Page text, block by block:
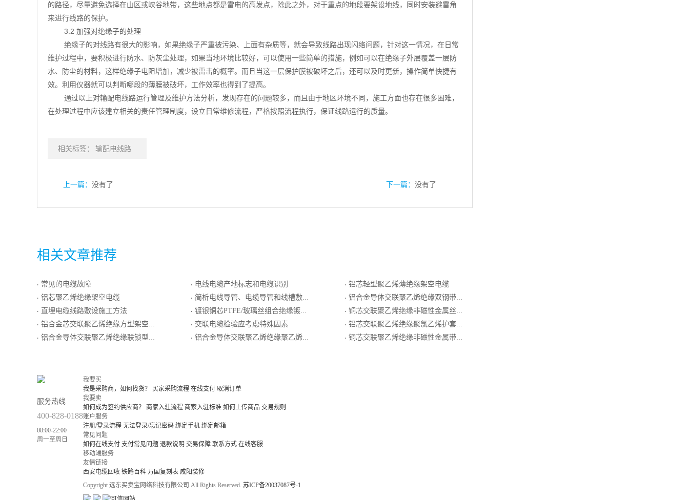
的路径，尽量避免选择在山区或峡谷地带，这些地点都是雷电的高发点，除此之外，对于重点的地段要架设地线，同时安装避雷角
来进行线路的保护。
3.2 加强对绝缘子的处理
绝缘子的对线路有很大的影响，如果绝缘子严重被污染、上面有杂质等，就会导致线路出现闪络问题，针对这一情况，在日常
维护过程中，要积极进行防水、防灰尘处理，如果当地环境比较好，可以使用一些简单的措施，例如可以在绝缘子外层覆盖一层防
水、防尘的材料，这样绝缘子电阻增加，减少被雷击的概率。而且当这一层保护膜被破坏之后，还可以及时更新，操作简单快捷有
效。利用仪器就可以判断哪段的薄膜被破坏，工作效率也得到了提高。
通过以上对输配电线路运行管理及维护方法分析，发现存在的问题较多，而且由于地区环境不同，施工方面也存在很多困难，
在处理过程中应该建立相关的责任管理制度，设立日常维修流程，严格按照流程执行，保证线路运行的质量。
相关标签： 输配电线路
上一篇： 没有了 下一篇： 没有了
相关文章推荐
· 常见的电缆故障
· 铝芯聚乙烯绝缘架空电缆
· 直埋电缆线路敷设施工方法
· 铝合金芯交联聚乙烯绝缘方型架空绝缘电缆
· 铝合金导体交联聚乙烯绝缘联锁型铝铠装阻燃A类耐低温电力电缆
· 电线电缆产地标志和电缆识别
· 简析电线导管、电缆导管和线槽敷设质量控制
· 镀银铜芯PTFE/玻璃丝组合绝缘镀银圆铜线编织屏蔽PTFE生带护套电线电缆
· 交联电缆检验应考虑特殊因素
· 铝合金导体交联聚乙烯绝缘聚乙烯护套电力电缆
· 铝芯轻型聚乙烯薄绝缘架空电缆
· 铝合金导体交联聚乙烯绝缘双钢带铠装聚氯乙烯护套电力电缆
· 铜芯交联聚乙烯绝缘非磁性金属丝铠装聚氯乙烯护套电力电缆YJV72
· 铝芯交联聚乙烯绝缘聚氯乙烯护套电力电缆
· 铜芯交联聚乙烯绝缘非磁性金属带铠装聚乙烯护套电力电缆
服务热线
400-828-0188
08:00-22:00
周一至周日
我要买
我是采购商，如何找货？
买家采购流程 在线支付 取消订单
我要卖
如何成为签约供应商？
商家入驻流程 商家入驻标准 如何上传商品 交易规则
账户服务
注册/登录流程 无法登录/忘记密码 绑定手机 绑定邮箱
常见问题
如何在线支付 支付常见问题 退款说明 交易保障 联系方式 在线客服
移动端服务
友情链接
西安电缆回收 铁路百科 万国复刻表 咸阳装修
Copyright 远东买卖宝网络科技有限公司.All Rights Reserved. 苏ICP备20037087号-1